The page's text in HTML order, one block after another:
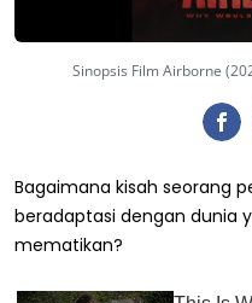
Sinopsis Film Airborne
Bagaimana kisah seorang
beradaptasi dengan dunia
mematikan?